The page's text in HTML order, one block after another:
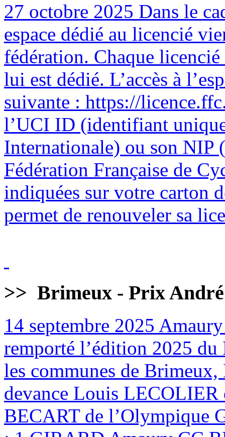
27 octobre 2025 Dans le
espace dédié au licencié
fédération. Chaque
lui est dédié. L’accès à
suivante : https://
l’UCI ID (identifiant
Internationale) ou son NIP
Fédération Française de
indiquées sur votre carton
permet de renouveler sa
>> Brimeux - Prix André
14 septembre 2025
remporté l’édition 2025
les communes de
devance Louis
BECART de l’Olympique